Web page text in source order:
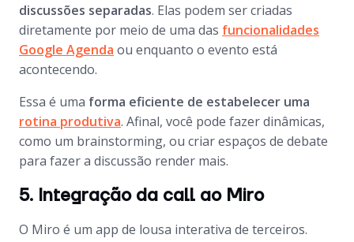
discussões separadas. Elas podem ser criadas
diretamente por meio de uma das funcionalidades
Google Agenda ou enquanto o evento está
acontecendo.
Essa é uma forma eficiente de estabelecer uma
rotina produtiva. Afinal, você pode fazer dinâmicas,
como um brainstorming, ou criar espaços de debate
para fazer a discussão render mais.
5. Integração da call ao Miro
O Miro é um app de lousa interativa de terceiros.